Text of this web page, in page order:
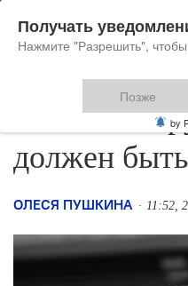
Настасья
должен
ОЛЕСЯ ПУШКИНА 11:52,
Получать
Нажмите "Разрешить",
Позже
by